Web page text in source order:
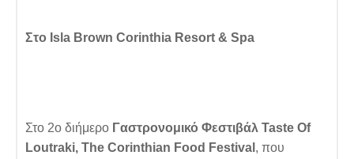
Στο Isla Brown Corinthia Resort & Spa
Στο 2ο διήμερο Γαστρονομικό Φεστιβάλ Taste Of
Loutraki, The Corinthian Food Festival , που